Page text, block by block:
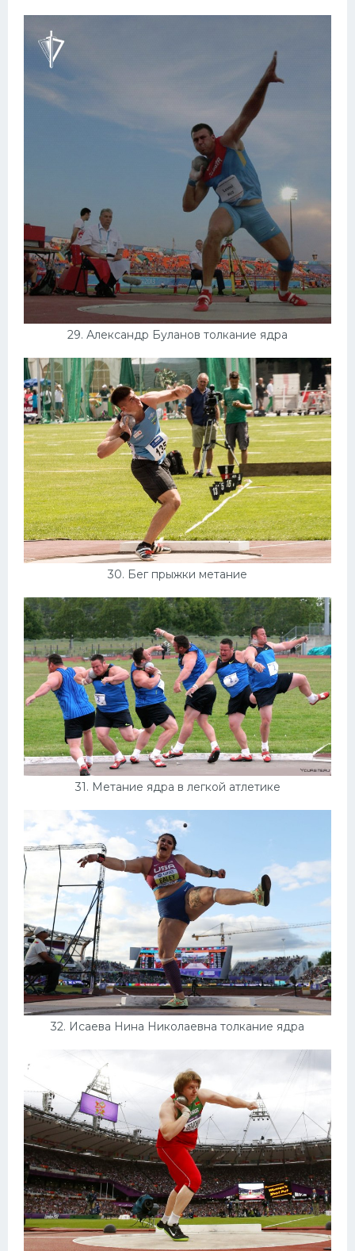
29. Александр Буланов толкание ядра
30. Бег прыжки метание
31. Метание ядра в легкой атлетике
32. Исаева Нина Николаевна толкание ядра